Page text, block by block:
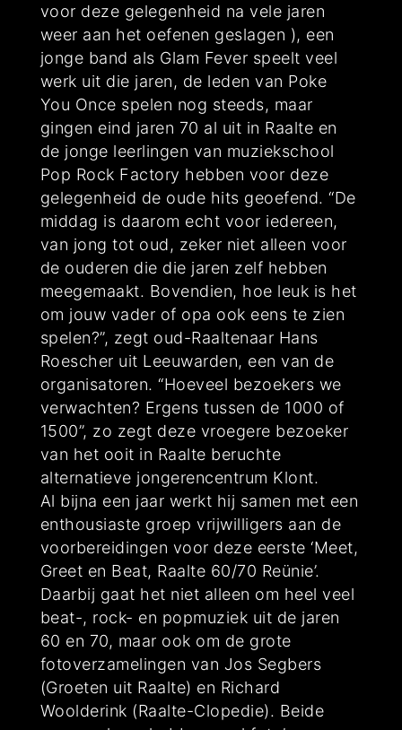
voor deze gelegenheid na vele jaren
weer aan het oefenen geslagen ), een
jonge band als Glam Fever speelt veel
werk uit die jaren, de leden van Poke
You Once spelen nog steeds, maar
gingen eind jaren 70 al uit in Raalte en
de jonge leerlingen van muziekschool
Pop Rock Factory hebben voor deze
gelegenheid de oude hits geoefend. “De
middag is daarom echt voor iedereen,
van jong tot oud, zeker niet alleen voor
de ouderen die die jaren zelf hebben
meegemaakt. Bovendien, hoe leuk is het
om jouw vader of opa ook eens te zien
spelen?”, zegt oud-Raaltenaar Hans
Roescher uit Leeuwarden, een van de
organisatoren. “Hoeveel bezoekers we
verwachten? Ergens tussen de 1000 of
1500”, zo zegt deze vroegere bezoeker
van het ooit in Raalte beruchte
alternatieve jongerencentrum Klont.
Al bijna een jaar werkt hij samen met een
enthousiaste groep vrijwilligers aan de
voorbereidingen voor deze eerste ‘Meet,
Greet en Beat, Raalte 60/70 Reünie’.
Daarbij gaat het niet alleen om heel veel
beat-, rock- en popmuziek uit de jaren
60 en 70, maar ook om de grote
fotoverzamelingen van Jos Segbers
(Groeten uit Raalte) en Richard
Woolderink (Raalte-Clopedie). Beide